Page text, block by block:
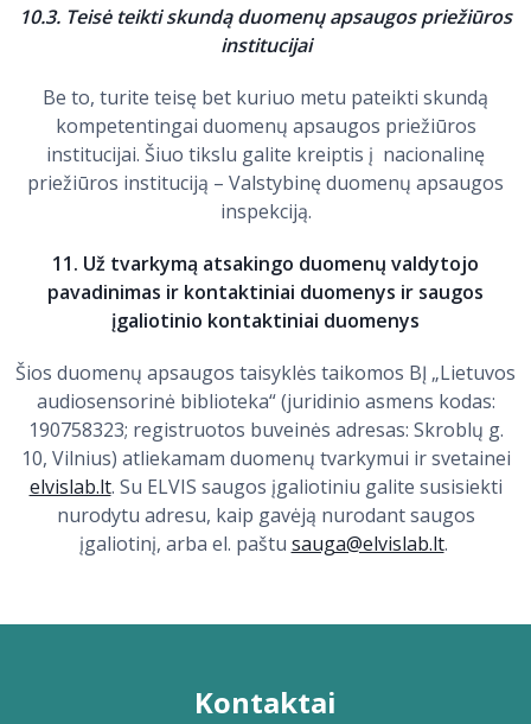
10.3. Teisė teikti skundą duomenų apsaugos priežiūros
institucijai
Be to, turite teisę bet kuriuo metu pateikti skundą
kompetentingai duomenų apsaugos priežiūros
institucijai. Šiuo tikslu galite kreiptis į nacionalinę
priežiūros instituciją – Valstybinę duomenų apsaugos
inspekciją.
11. Už tvarkymą atsakingo duomenų valdytojo
pavadinimas ir kontaktiniai duomenys ir saugos
įgaliotinio kontaktiniai duomenys
Šios duomenų apsaugos taisyklės taikomos BĮ „Lietuvos
audiosensorinė biblioteka“ (juridinio asmens kodas:
190758323; registruotos buveinės adresas: Skroblų g.
10, Vilnius) atliekamam duomenų tvarkymui ir svetainei
elvislab.lt. Su ELVIS saugos įgaliotiniu galite susisiekti
nurodytu adresu, kaip gavėją nurodant saugos
įgaliotinį, arba el. paštu sauga@elvislab.lt.
Kontaktai